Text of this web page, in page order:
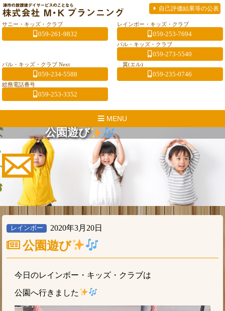
自己評価結果等の公表
サニー・キッズ・クラブ
059-261-9832
レインボー・キッズ・クラブ
059-253-7694
パル・キッズ・クラブ
059-273-5540
パル・キッズ・クラブ Next
059-234-5588
翼(エル)
059-235-0746
総務電話番号
059-253-3352
MENU
公園遊び
レインボー 2020年3月20日
公園遊び
今日のレインボー・キッズ・クラブは
公園へ行きました